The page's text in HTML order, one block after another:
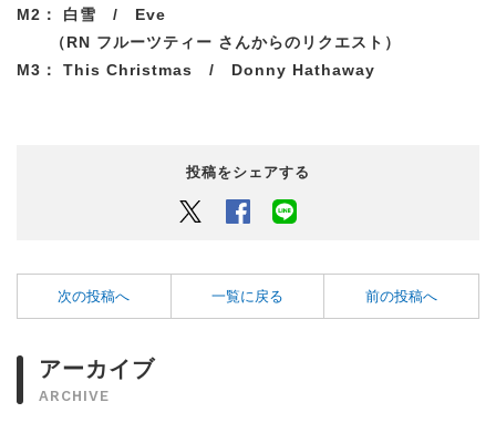
M2： 白雪 / Eve
（RN フルーツティー さんからのリクエスト）
M3： This Christmas / Donny Hathaway
投稿をシェアする
Twitter Facebook
次の投稿へ 一覧に戻る 前の投稿へ
アーカイブ
ARCHIVE